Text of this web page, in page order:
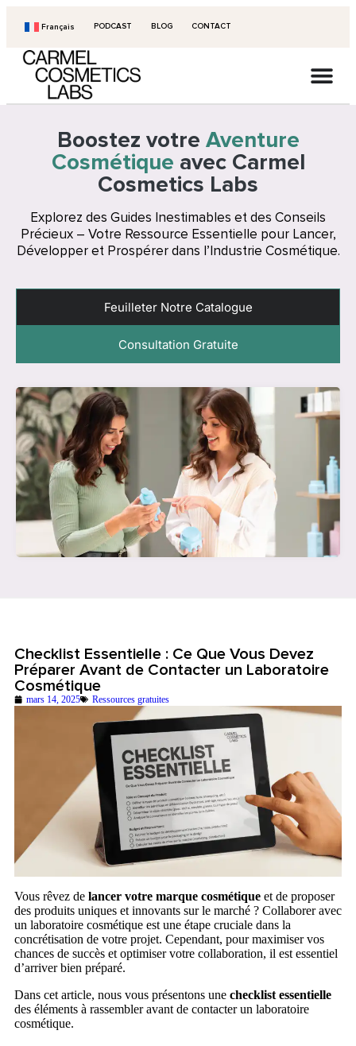
Français PODCAST BLOG CONTACT
Boostez votre Aventure
Cosmétique avec Carmel
Cosmetics Labs
Explorez des Guides Inestimables et des Conseils
Précieux – Votre Ressource Essentielle pour Lancer,
Développer et Prospérer dans l’Industrie Cosmétique.
Feuilleter Notre Catalogue
Consultation Gratuite
Checklist Essentielle : Ce Que Vous Devez
Préparer Avant de Contacter un Laboratoire
Cosmétique
mars 14, 2025 Ressources gratuites
Vous rêvez de lancer votre marque cosmétique et de proposer
des produits uniques et innovants sur le marché ? Collaborer avec
un laboratoire cosmétique est une étape cruciale dans la
concrétisation de votre projet. Cependant, pour maximiser vos
chances de succès et optimiser votre collaboration, il est essentiel
d’arriver bien préparé.
Dans cet article, nous vous présentons une checklist essentielle
des éléments à rassembler avant de contacter un laboratoire
cosmétique.